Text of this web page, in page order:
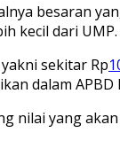
besaran
kecil dari UMP.
sekitar Rp
dalam APBD
nilai yang